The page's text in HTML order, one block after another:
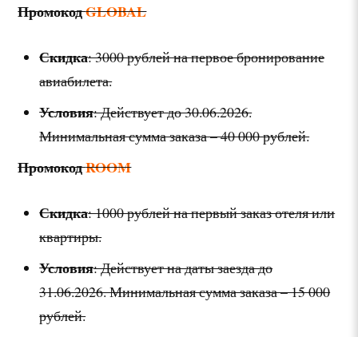
ПромокодGLOBAL
Скидка: 3000 рублей на первое бронирование
авиабилета.
Условия: Действует до 30.06.2026.
Минимальная сумма заказа – 40 000 рублей.
ПромокодROOM
Скидка: 1000 рублей на первый заказ отеля или
квартиры.
Условия: Действует на даты заезда до
31.06.2026. Минимальная сумма заказа – 15 000
рублей.